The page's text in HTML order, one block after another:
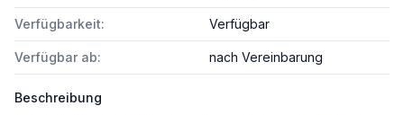
Verfügbarkeit: Verfügbar
Verfügbar ab: nach Vereinbarung
Beschreibung